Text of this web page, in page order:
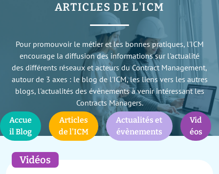
ARTICLES DE L'ICM
Pour promouvoir le métier et les bonnes pratiques, l'ICM
encourage la diffusion des informations sur l'actualité
des différents réseaux et acteurs du Contract Management,
autour de 3 axes : le blog de l'ICM, les liens vers les autres
blogs, l'actualités des évènements à venir intéressant les
Contracts Managers.
Accue
il Blog
Articles
de l'ICM
Actualités et
évènements
Vid
éos
Vidéos